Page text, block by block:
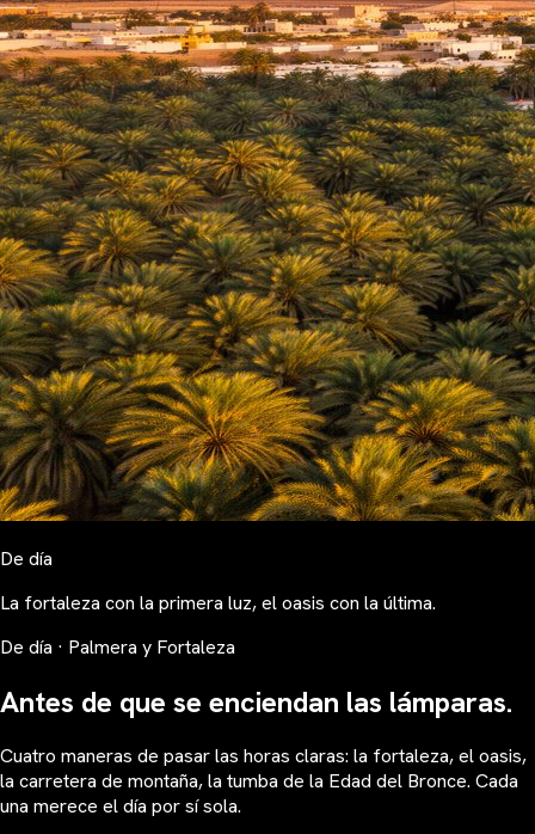
De día
La fortaleza con la primera luz, el oasis con la última.
De día · Palmera y Fortaleza
Antes de que se enciendan las lámparas.
Cuatro maneras de pasar las horas claras: la fortaleza, el oasis,
la carretera de montaña, la tumba de la Edad del Bronce. Cada
una merece el día por sí sola.